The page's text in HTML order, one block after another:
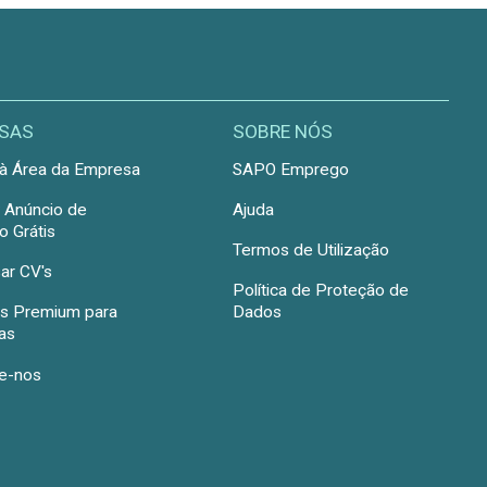
Área da Empresa
Anúncio de
Grátis
CV's
Premium para
nos
SOBRE NÓS
SAPO Emprego
Ajuda
Termos de Utilização
Política de Proteção de
Dados